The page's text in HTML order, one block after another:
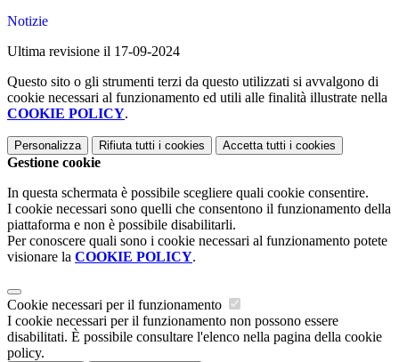
Notizie
Ultima revisione il 17-09-2024
Questo sito o gli strumenti terzi da questo utilizzati si avvalgono di
cookie necessari al funzionamento ed utili alle finalità illustrate nella
COOKIE POLICY.
Personalizza Rifiuta tutti i cookies Accetta tutti i cookies
Gestione cookie
In questa schermata è possibile scegliere quali cookie consentire.
I cookie necessari sono quelli che consentono il funzionamento della
piattaforma e non è possibile disabilitarli.
Per conoscere quali sono i cookie necessari al funzionamento potete
visionare la COOKIE POLICY.
Cookie necessari per il funzionamento
I cookie necessari per il funzionamento non possono essere
disabilitati. È possibile consultare l'elenco nella pagina della cookie
policy.